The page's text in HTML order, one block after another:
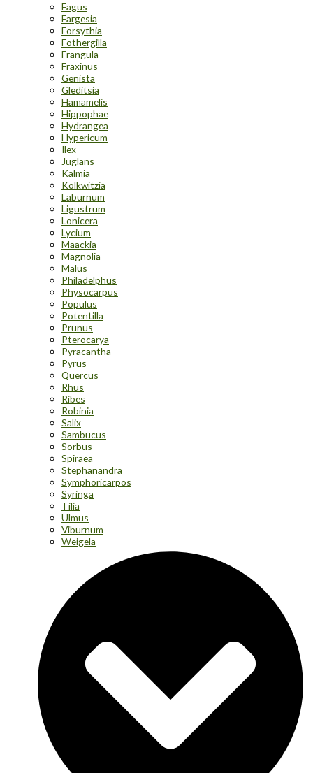
Fagus
Fargesia
Forsythia
Fothergilla
Frangula
Fraxinus
Genista
Gleditsia
Hamamelis
Hippophae
Hydrangea
Hypericum
Ilex
Juglans
Kalmia
Kolkwitzia
Laburnum
Ligustrum
Lonicera
Lycium
Maackia
Magnolia
Malus
Philadelphus
Physocarpus
Populus
Potentilla
Prunus
Pterocarya
Pyracantha
Pyrus
Quercus
Rhus
Ribes
Robinia
Salix
Sambucus
Sorbus
Spiraea
Stephanandra
Symphoricarpos
Syringa
Tilia
Ulmus
Viburnum
Weigela